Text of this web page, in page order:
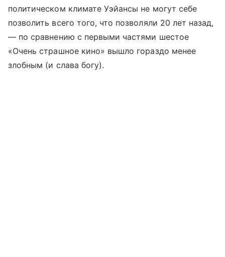
политическом климате Уэйансы не могут себе
позволить всего того, что позволяли 20 лет назад,
— по сравнению с первыми частями шестое
«Очень страшное кино» вышло гораздо менее
злобным (и слава богу).